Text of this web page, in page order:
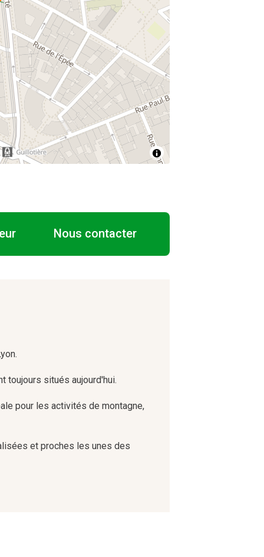
Nous contacter
toujours situés aujourd'hui.
pour les activités de montagne,
et proches les unes des